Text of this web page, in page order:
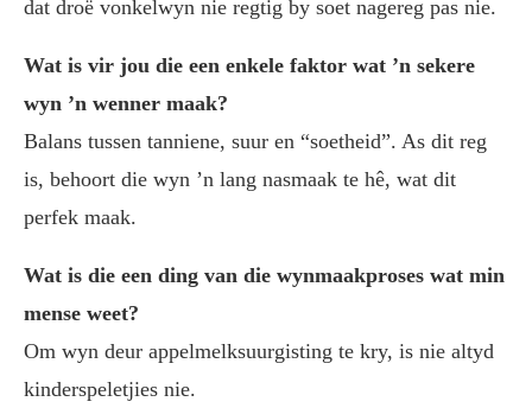
dat droë vonkelwyn nie regtig by soet nagereg pas nie.
Wat is vir jou die een enkele faktor wat ’n sekere
wyn ’n wenner maak?
Balans tussen tanniene, suur en “soetheid”. As dit reg
is, behoort die wyn ’n lang nasmaak te hê, wat dit
perfek maak.
Wat is die een ding van die wynmaakproses wat min
mense weet?
Om wyn deur appelmelksuurgisting te kry, is nie altyd
kinderspeletjies nie.